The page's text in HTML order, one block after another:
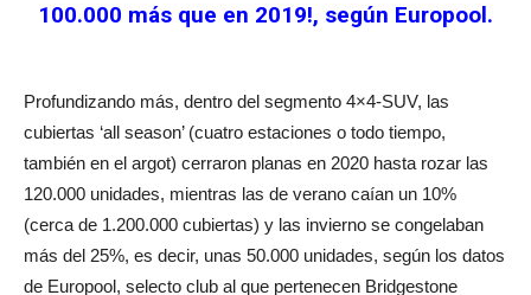
100.000 más que en 2019!, según Europool.
Profundizando más, dentro del segmento 4×4-SUV, las
cubiertas ‘all season’ (cuatro estaciones o todo tiempo,
también en el argot) cerraron planas en 2020 hasta rozar las
120.000 unidades, mientras las de verano caían un 10%
(cerca de 1.200.000 cubiertas) y las invierno se congelaban
más del 25%, es decir, unas 50.000 unidades, según los datos
de Europool, selecto club al que pertenecen Bridgestone